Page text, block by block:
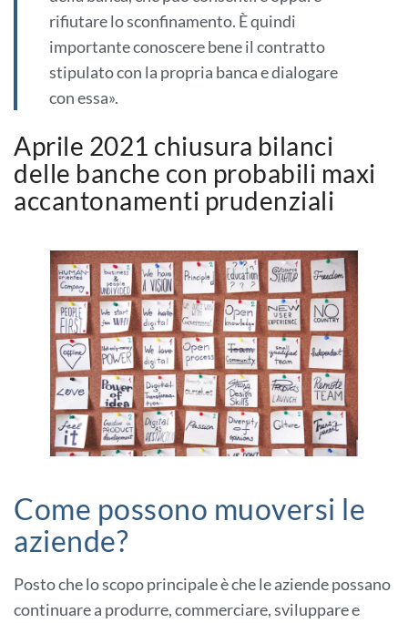
rifiutare lo sconfinamento. È quindi
importante conoscere bene il contratto
stipulato con la propria banca e dialogare
con essa».
Aprile 2021 chiusura bilanci
delle banche con probabili maxi
accantonamenti prudenziali
Come possono muoversi le
aziende?
Posto che lo scopo principale è che le aziende possano
continuare a produrre, commerciare, sviluppare e